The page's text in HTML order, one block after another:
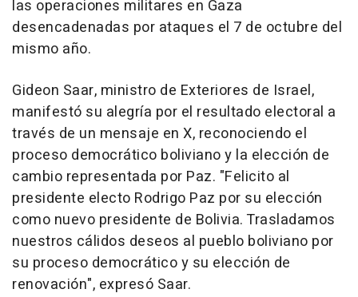
las operaciones militares en Gaza
desencadenadas por ataques el 7 de octubre del
mismo año.
Gideon Saar, ministro de Exteriores de Israel,
manifestó su alegría por el resultado electoral a
través de un mensaje en X, reconociendo el
proceso democrático boliviano y la elección de
cambio representada por Paz. "Felicito al
presidente electo Rodrigo Paz por su elección
como nuevo presidente de Bolivia. Trasladamos
nuestros cálidos deseos al pueblo boliviano por
su proceso democrático y su elección de
renovación", expresó Saar.